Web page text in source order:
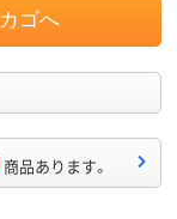
カゴへ
商品あります。